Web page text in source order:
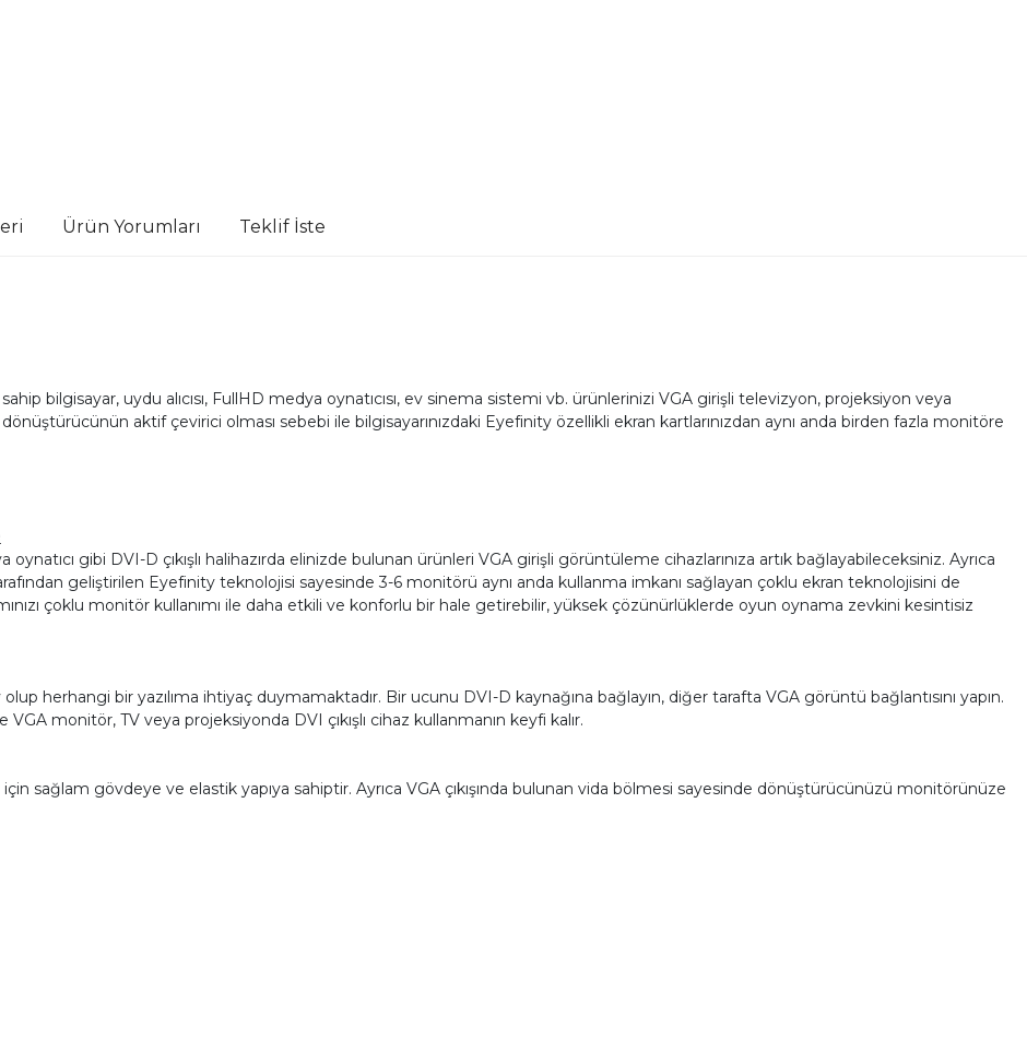
Ürün Yorumları Teklif İste
bilgisayar, uydu alıcısı, FullHD medya oynatıcısı, ev sinema sistemi vb. ürünlerinizi VGA girişli televizyon, projeksiyon veya
aktif çevirici olması sebebi ile bilgisayarınızdaki Eyefinity özellikli ekran kartlarınızdan aynı anda birden fazla monitöre
gibi DVI-D çıkışlı halihazırda elinizde bulunan ürünleri VGA girişli görüntüleme cihazlarınıza artık bağlayabileceksiniz. Ayrıca
geliştirilen Eyefinity teknolojisi sayesinde 3-6 monitörü aynı anda kullanma imkanı sağlayan çoklu ekran teknolojisini de
çoklu monitör kullanımı ile daha etkili ve konforlu bir hale getirebilir, yüksek çözünürlüklerde oyun oynama zevkini kesintisiz
herhangi bir yazılıma ihtiyaç duymamaktadır. Bir ucunu DVI-D kaynağına bağlayın, diğer tarafta VGA görüntü bağlantısını yapın.
monitör, TV veya projeksiyonda DVI çıkışlı cihaz kullanmanın keyfi kalır.
sağlam gövdeye ve elastik yapıya sahiptir. Ayrıca VGA çıkışında bulunan vida bölmesi sayesinde dönüştürücünüzü monitörünüze